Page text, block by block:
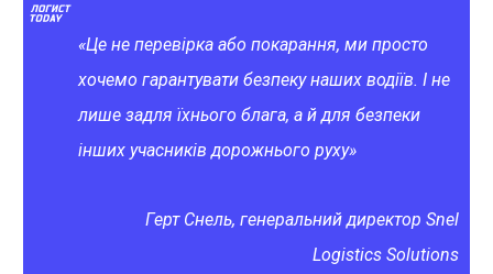
«Це не перевірка або покарання, ми просто
хочемо гарантувати безпеку наших водіїв. І не
лише задля їхнього блага, а й для безпеки
інших учасників дорожнього руху»
Герт Снель, генеральний директор Snel
Logistics Solutions